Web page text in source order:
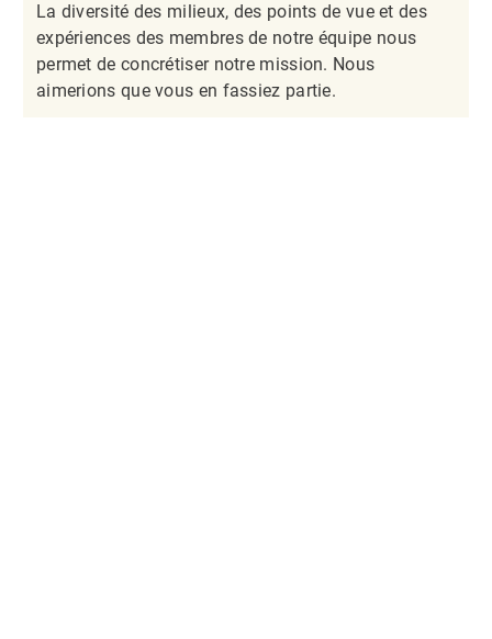
La diversité des milieux, des points de vue et des
expériences des membres de notre équipe nous
permet de concrétiser notre mission. Nous
aimerions que vous en fassiez partie.​​​​​​​